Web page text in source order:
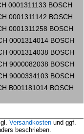
0001311133 BOSCH
0001311142 BOSCH
0001311258 BOSCH
0001314014 BOSCH
0001314038 BOSCH
9000082038 BOSCH
9000334103 BOSCH
B001181014 BOSCH
Versandkostenund ggf.
beschrieben.